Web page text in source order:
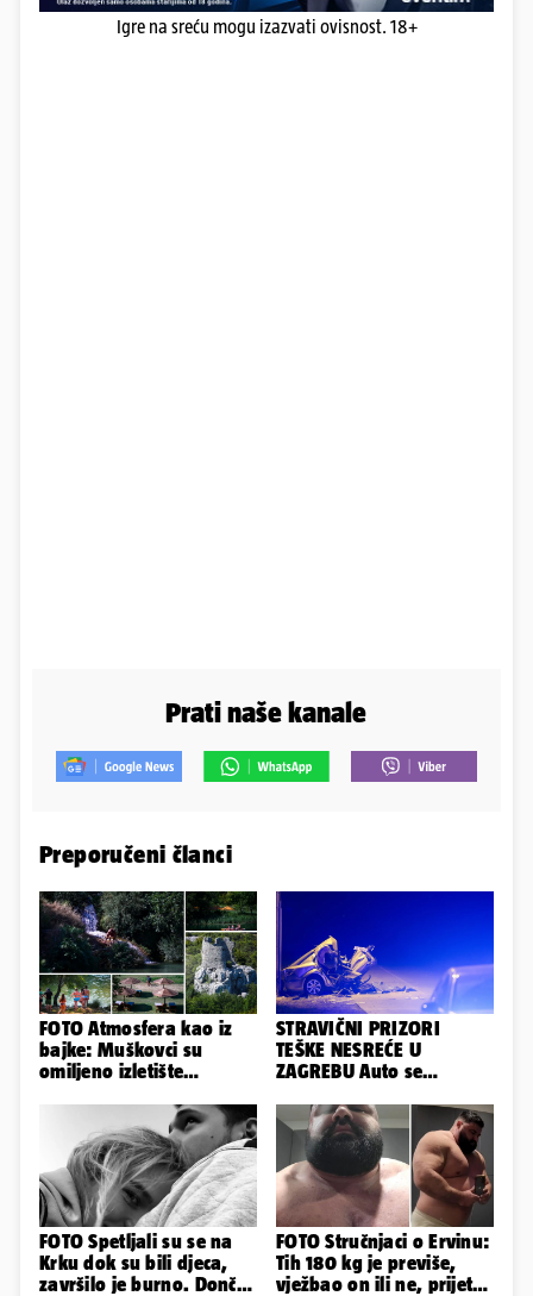
Igre na sreću mogu izazvati ovisnost. 18+
Prati naše kanale
Preporučeni članci
FOTO Atmosfera kao iz
bajke: Muškovci su
omiljeno izletište
STRAVIČNI PRIZORI
TEŠKE NESREĆE U
ZAGREBU Auto se
poginuo
FOTO Spetljali su se na
Krku dok su bili djeca,
završilo je burno. Dončić
FOTO Stručnjaci o Ervinu:
Tih 180 kg je previše,
vježbao on ili ne, prijete